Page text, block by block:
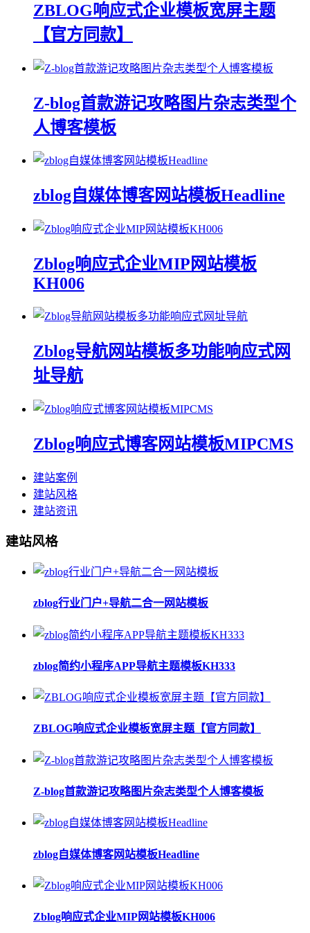
ZBLOG响应式企业模板宽屏主题
【官方同款】
Z-blog首款游记攻略图片杂志类型个
人博客模板
zblog自媒体博客网站模板Headline
Zblog响应式企业MIP网站模板
KH006
Zblog导航网站模板多功能响应式网
址导航
Zblog响应式博客网站模板MIPCMS
建站案例
建站风格
建站资讯
建站风格
zblog行业门户+导航二合一网站模板
zblog简约小程序APP导航主题模板KH333
ZBLOG响应式企业模板宽屏主题【官方同款】
Z-blog首款游记攻略图片杂志类型个人博客模板
zblog自媒体博客网站模板Headline
Zblog响应式企业MIP网站模板KH006